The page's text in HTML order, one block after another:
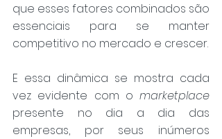
que esses fatores combinados são
essenciais para se manter
competitivo no mercado e crescer.
E essa dinâmica se mostra cada
vez evidente com o marketplace
presente no dia a dia das
empresas, por seus inúmeros